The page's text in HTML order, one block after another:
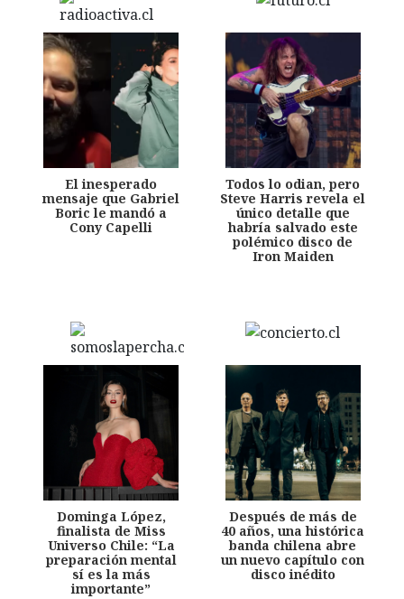
El inesperado
mensaje que Gabriel
Boric le mandó a
Cony Capelli
Todos lo odian, pero
Steve Harris revela el
único detalle que
habría salvado este
polémico disco de
Iron Maiden
Dominga López,
finalista de Miss
Universo Chile: “La
preparación mental
sí es la más
importante”
Después de más de
40 años, una histórica
banda chilena abre
un nuevo capítulo con
disco inédito